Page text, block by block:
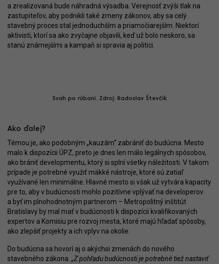
a zrealizovaná bude náhradná výsadba. Verejnosť zvýši tlak na
zastupiteľov, aby podnikli také zmeny zákonov, aby sa celý
stavebný proces stal jednoduchším a priamočiarejším. Niektorí
aktivisti, ktorí sa ako zvyčajne objavili, keď už bolo neskoro, sa
stanú známejšími a kampaň si spravia aj politici.
Svah po rúbaní. Zdroj: Radoslav Števčík
Ako ďalej?
Témou je, ako podobným „kauzám“ zabrániť do budúcna. Mesto
malo k dispozícii ÚPZ, preto je dnes len málo legálnych spôsobov,
ako brániť developmentu, ktorý si splní všetky náležitosti. V takom
prípade je potrebné využiť mäkké nástroje, ktoré sú zatiaľ
využívané len minimálne. Hlavné mesto si však už vytvára kapacity
pre to, aby v budúcnosti mohlo pozitívne vplývať na developerov
a byť im plnohodnotným partnerom – Metropolitný inštitút
Bratislavy by mal mať v budúcnosti k dispozícii kvalifikovaných
expertov a Komisiu pre rozvoj mesta, ktoré majú hľadať spôsoby,
ako zlepšiť projekty a ich vplyv na okolie.
Do budúcna sa hovorí aj o akýchsi zmenách do nového
stavebného zákona. „Z pohľadu budúcnosti je potrebné tiež nastaviť